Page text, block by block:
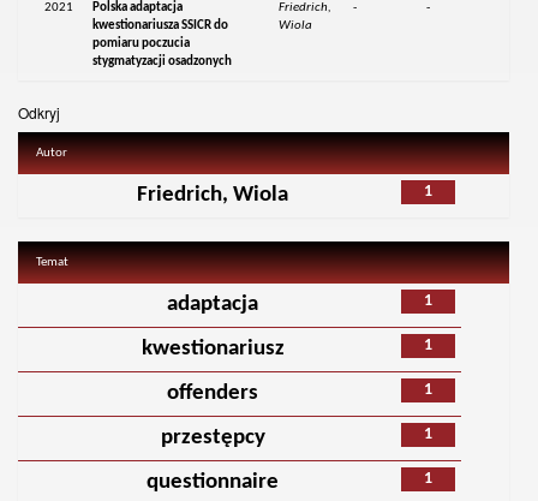
2021
Polska adaptacja
kwestionariusza SSICR do
pomiaru poczucia
stygmatyzacji osadzonych
Friedrich,
Wiola
- -
Odkryj
Autor
1
Friedrich, Wiola
Temat
1
adaptacja
1
kwestionariusz
1
offenders
1
przestępcy
1
questionnaire